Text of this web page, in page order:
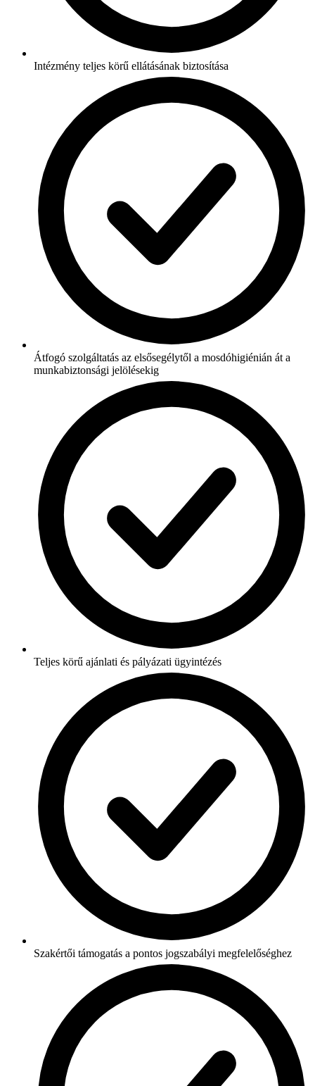
Intézmény teljes körű ellátásának biztosítása
Átfogó szolgáltatás az elsősegélytől a mosdóhigiénián át a
munkabiztonsági jelölésekig
Teljes körű ajánlati és pályázati ügyintézés
Szakértői támogatás a pontos jogszabályi megfelelőséghez